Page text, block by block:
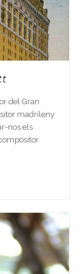
del Gran
madrileny
nos els